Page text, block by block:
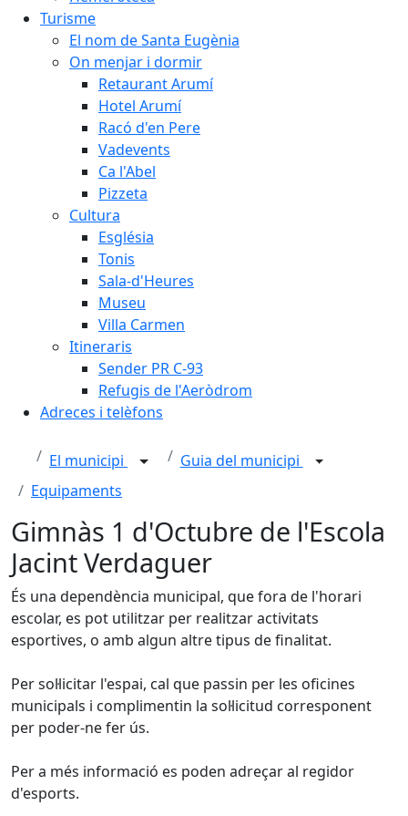
Turisme
El nom de Santa Eugènia
On menjar i dormir
Retaurant Arumí
Hotel Arumí
Racó d'en Pere
Vadevents
Ca l'Abel
Pizzeta
Cultura
Església
Tonis
Sala-d'Heures
Museu
Villa Carmen
Itineraris
Sender PR C-93
Refugis de l'Aeròdrom
Adreces i telèfons
El municipi
Guia del municipi
Equipaments
Gimnàs 1 d'Octubre de l'Escola
Jacint Verdaguer
És una dependència municipal, que fora de l'horari
escolar, es pot utilitzar per realitzar activitats
esportives, o amb algun altre tipus de finalitat.
Per sol·licitar l'espai, cal que passin per les oficines
municipals i complimentin la sol·licitud corresponent
per poder-ne fer ús.
Per a més informació es poden adreçar al regidor
d'esports.